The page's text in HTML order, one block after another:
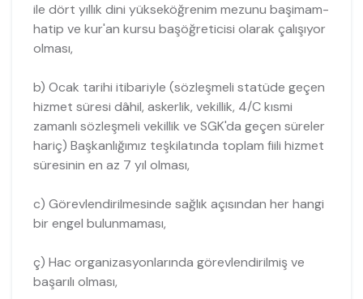
ile dört yıllık dini yükseköğrenim mezunu başimam-
hatip ve kur'an kursu başöğreticisi olarak çalışıyor
olması,
b) Ocak tarihi itibariyle (sözleşmeli statüde geçen
hizmet süresi dâhil, askerlik, vekillik, 4/C kısmi
zamanlı sözleşmeli vekillik ve SGK'da geçen süreler
hariç) Başkanlığımız teşkilatında toplam fiili hizmet
süresinin en az 7 yıl olması,
c) Görevlendirilmesinde sağlık açısından her hangi
bir engel bulunmaması,
ç) Hac organizasyonlarında görevlendirilmiş ve
başarılı olması,